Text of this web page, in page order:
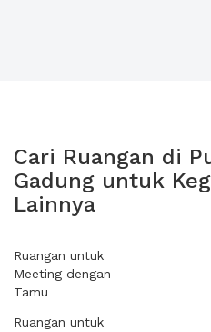
Cari Ruangan di
Gadung untuk
Lainnya
Ruangan untuk
Meeting dengan
Tamu
Ruangan untuk